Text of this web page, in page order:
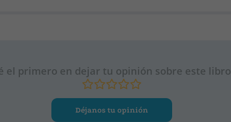
el primero en dejar tu opinión sobre este libro
Déjanos tu opinión